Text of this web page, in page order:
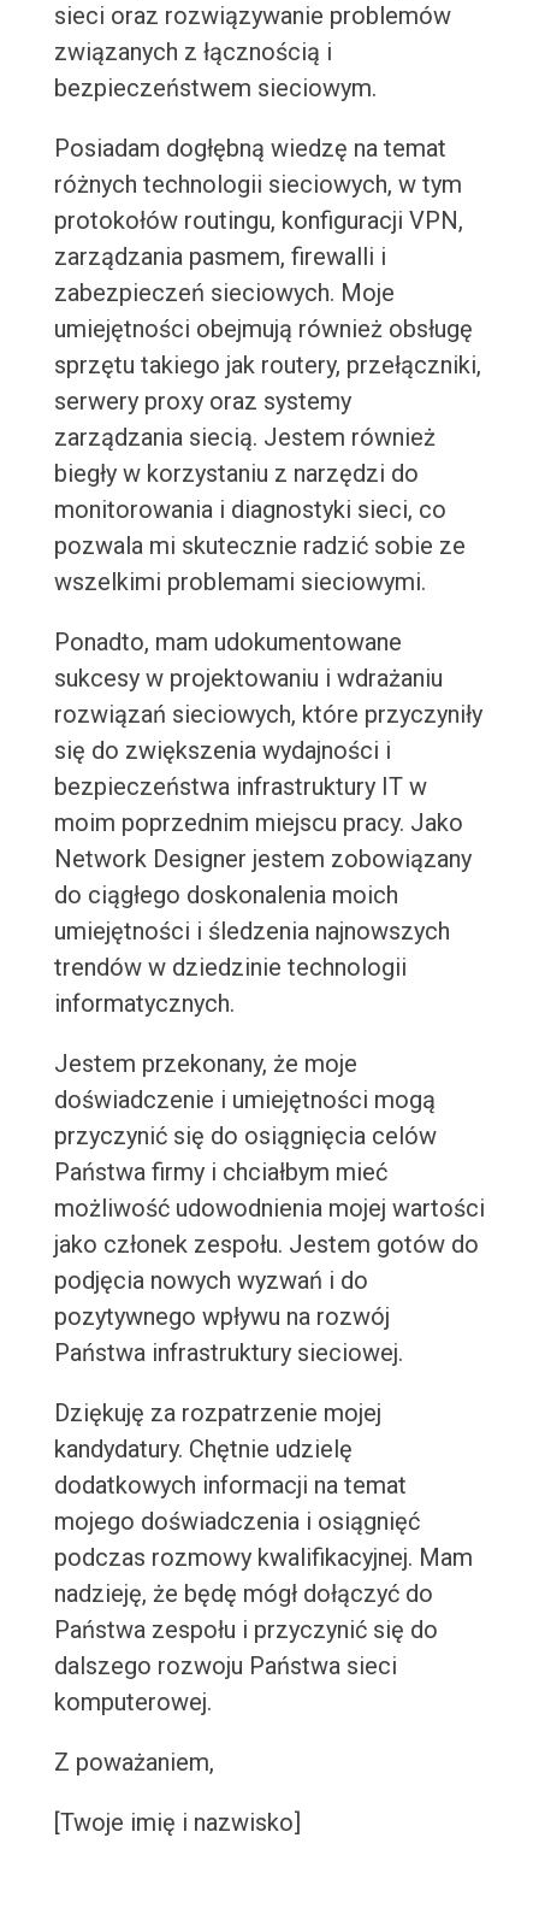
sieci oraz rozwiązywanie problemów
związanych z łącznością i
bezpieczeństwem sieciowym.
Posiadam dogłębną wiedzę na temat
różnych technologii sieciowych, w tym
protokołów routingu, konfiguracji VPN,
zarządzania pasmem, firewalli i
zabezpieczeń sieciowych. Moje
umiejętności obejmują również obsługę
sprzętu takiego jak routery, przełączniki,
serwery proxy oraz systemy
zarządzania siecią. Jestem również
biegły w korzystaniu z narzędzi do
monitorowania i diagnostyki sieci, co
pozwala mi skutecznie radzić sobie ze
wszelkimi problemami sieciowymi.
Ponadto, mam udokumentowane
sukcesy w projektowaniu i wdrażaniu
rozwiązań sieciowych, które przyczyniły
się do zwiększenia wydajności i
bezpieczeństwa infrastruktury IT w
moim poprzednim miejscu pracy. Jako
Network Designer jestem zobowiązany
do ciągłego doskonalenia moich
umiejętności i śledzenia najnowszych
trendów w dziedzinie technologii
informatycznych.
Jestem przekonany, że moje
doświadczenie i umiejętności mogą
przyczynić się do osiągnięcia celów
Państwa firmy i chciałbym mieć
możliwość udowodnienia mojej wartości
jako członek zespołu. Jestem gotów do
podjęcia nowych wyzwań i do
pozytywnego wpływu na rozwój
Państwa infrastruktury sieciowej.
Dziękuję za rozpatrzenie mojej
kandydatury. Chętnie udzielę
dodatkowych informacji na temat
mojego doświadczenia i osiągnięć
podczas rozmowy kwalifikacyjnej. Mam
nadzieję, że będę mógł dołączyć do
Państwa zespołu i przyczynić się do
dalszego rozwoju Państwa sieci
komputerowej.
Z poważaniem,
[Twoje imię i nazwisko]